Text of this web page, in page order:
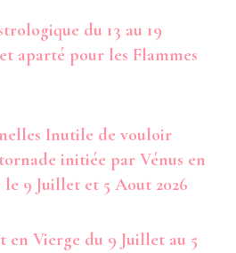
du 13 au 19
aparté pour les Flammes
Inutile de vouloir
initiée par Vénus en
9 Juillet et 5 Aout 2026
en Vierge du 9 Juillet au 5